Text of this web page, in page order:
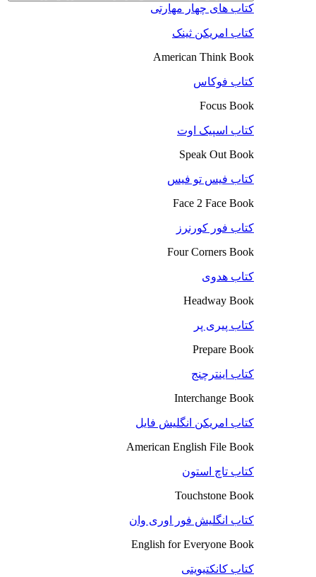
کتاب های چهار مهارتی
کتاب امریکن ثینک
American Think Book
کتاب فوکاس
Focus Book
کتاب اسپیک اوت
Speak Out Book
کتاب فیس تو فیس
Face 2 Face Book
کتاب فور کورنرز
Four Corners Book
کتاب هدوی
Headway Book
کتاب پیری پر
Prepare Book
کتاب اینترچنج
Interchange Book
کتاب امریکن انگلیش فایل
American English File Book
کتاب تاچ استون
Touchstone Book
کتاب انگلیش فور اوری وان
English for Everyone Book
کتاب کانکتیویتی